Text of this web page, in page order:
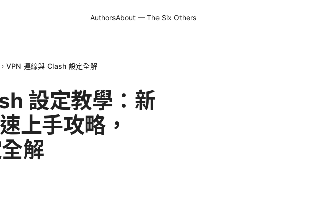
AuthorsAbout — The Six Others
VPN 連線與 Clash 設定全解
設定教學：新
上手攻略，
解